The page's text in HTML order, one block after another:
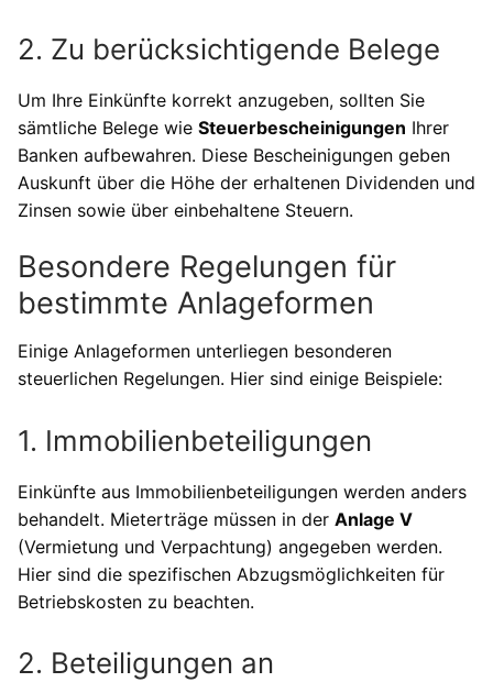
2. Zu berücksichtigende Belege
Um Ihre Einkünfte korrekt anzugeben, sollten Sie
sämtliche Belege wie Steuerbescheinigungen Ihrer
Banken aufbewahren. Diese Bescheinigungen geben
Auskunft über die Höhe der erhaltenen Dividenden und
Zinsen sowie über einbehaltene Steuern.
Besondere Regelungen für
bestimmte Anlageformen
Einige Anlageformen unterliegen besonderen
steuerlichen Regelungen. Hier sind einige Beispiele:
1. Immobilienbeteiligungen
Einkünfte aus Immobilienbeteiligungen werden anders
behandelt. Mieterträge müssen in der Anlage V
(Vermietung und Verpachtung) angegeben werden.
Hier sind die spezifischen Abzugsmöglichkeiten für
Betriebskosten zu beachten.
2. Beteiligungen an